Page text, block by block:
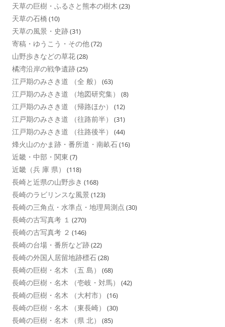
天草の巨樹・ふるさと熊本の樹木 (23)
天草の石橋 (10)
天草の風景・史跡(31)
寄稿・ゆうこう・その他(72)
山野歩きなどの草花(28)
橘湾沿岸の戦争遺跡(25)
江戸期のみさき道 （全 般） (63)
江戸期のみさき道 （地図研究集） (8)
江戸期のみさき道 （帰路ほか） (12)
江戸期のみさき道 （往路前半） (31)
江戸期のみさき道 （往路後半） (44)
烽火山のかま跡・番所道・南畝石(16)
近畿・中部・関東 (7)
近畿（兵 庫 県） (118)
長崎と近県の山野歩き (168)
長崎のラビリンスな風景 (123)
長崎の三角点・水準点・地理局測点 (30)
長崎の古写真考 １ (270)
長崎の古写真考 ２ (146)
長崎の台場・番所など跡(22)
長崎の外国人居留地跡標石(28)
長崎の巨樹・名木 （五 島） (68)
長崎の巨樹・名木 （壱岐・対馬） (42)
長崎の巨樹・名木 （大村市） (16)
長崎の巨樹・名木 （東長崎） (30)
長崎の巨樹・名木 （県 北） (85)